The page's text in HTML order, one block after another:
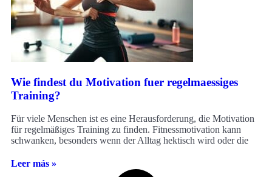
Wie findest du Motivation fuer regelmaessiges
Training?
Für viele Menschen ist es eine Herausforderung, die Motivation
für regelmäßiges Training zu finden. Fitnessmotivation kann
schwanken, besonders wenn der Alltag hektisch wird oder die
Leer más »